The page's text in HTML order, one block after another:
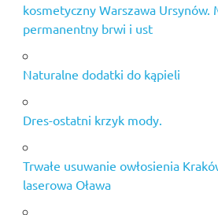
kosmetyczny Warszawa Ursynów.
permanentny brwi i ust
Naturalne dodatki do kąpieli
Dres-ostatni krzyk mody.
Trwałe usuwanie owłosienia
laserowa Oława